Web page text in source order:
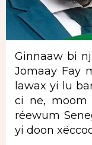
Ginnaaw bi
Jomaay Fay
lawax yi lu
ci ne, moom
réewum
yi doon